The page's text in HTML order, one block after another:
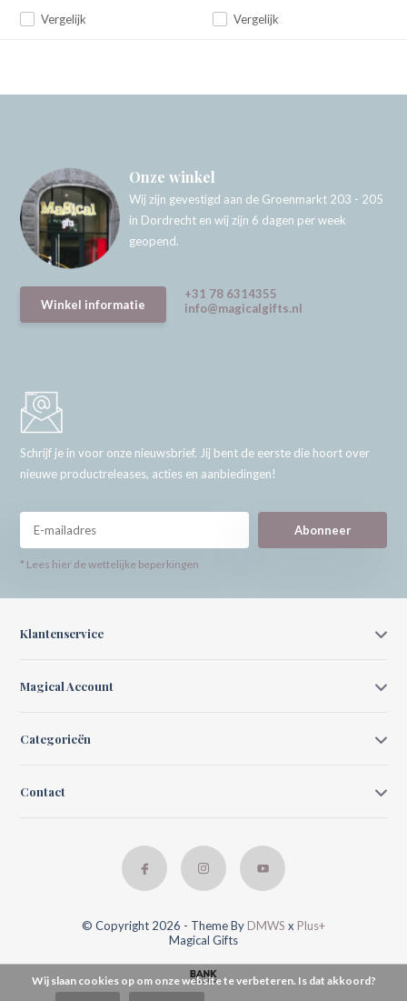
Vergelijk Vergelijk
Onze winkel
Wij zijn gevestigd aan de Groenmarkt 203 - 205
in Dordrecht en wij zijn 6 dagen per week
geopend.
Winkel informatie
+31 78 6314355
info@magicalgifts.nl
Schrijf je in voor onze nieuwsbrief. Jij bent de eerste die hoort over
nieuwe productreleases, acties en aanbiedingen!
Abonneer
* Lees hier de wettelijke beperkingen
Klantenservice
Magical Account
Categorieën
Contact
© Copyright 2026 - Theme By DMWS x Plus+
Magical Gifts
Wij slaan cookies op om onze website te verbeteren. Is dat akkoord?